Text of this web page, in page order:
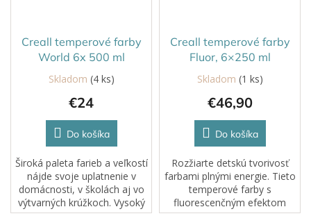
Creall temperové farby
World 6x 500 ml
Skladom (4 ks)
€24
Do košíka
Široká paleta farieb a veľkostí
nájde svoje uplatnenie v
domácnosti, v školách aj vo
výtvarných krúžkoch. Vysoký
Creall temperové farby
Fluor, 6×250 ml
Skladom (1 ks)
€46,90
Do košíka
Rozžiarte detskú tvorivosť
farbami plnými energie. Tieto
temperové farby s
fluorescenčným efektom